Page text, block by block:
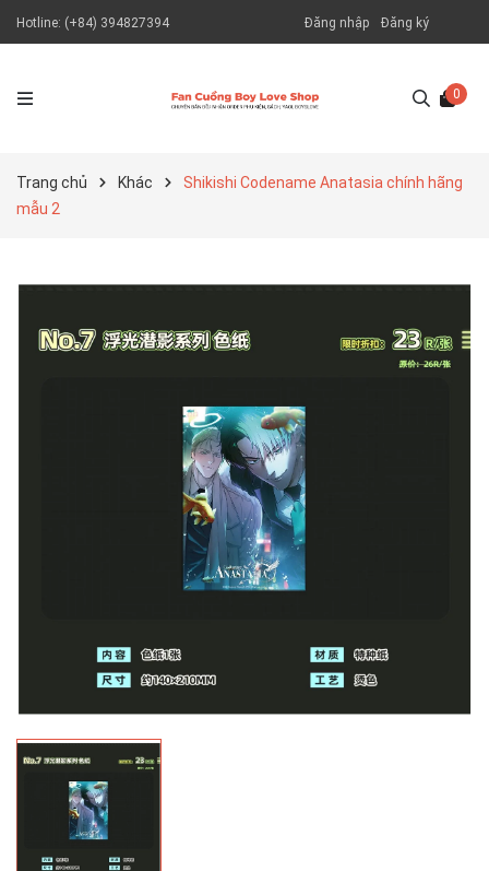
Hotline: (+84) 394827394 Đăng nhập Đăng ký
0
Trang chủ Khác
Shikishi Codename Anatasia chính hãng
mẫu 2